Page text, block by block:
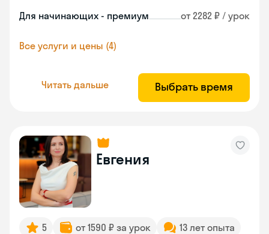
Для начинающих - премиум от 2282 ₽ / урок
Все услуги и цены (4)
Читать дальше Выбрать время
Евгения
5 от 1590 ₽ за урок
13 лет опыта